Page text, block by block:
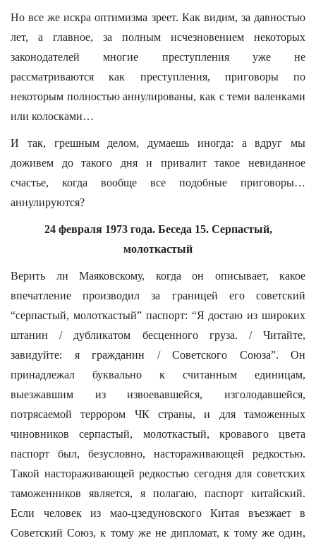
Но все же искра оптимизма зреет. Как видим, за давностью
лет, а главное, за полным исчезновением некоторых
законодателей многие преступления уже не
рассматриваются как преступления, приговоры по
некоторым полностью аннулированы, как с теми валенками
или колосками…
И так, грешным делом, думаешь иногда: а вдруг мы
доживем до такого дня и привалит такое невиданное
счастье, когда вообще все подобные приговоры…
аннулируются?
24 февраля 1973 года. Беседа 15. Серпастый,
молоткастый
Верить ли Маяковскому, когда он описывает, какое
впечатление производил за границей его советский
“серпастый, молоткастый” паспорт: “Я достаю из широких
штанин / дубликатом бесценного груза. / Читайте,
завидуйте: я гражданин / Советского Союза”. Он
принадлежал буквально к считанным единицам,
выезжавшим из извоевавшейся, изголодавшейся,
потрясаемой террором ЧК страны, и для таможенных
чиновников серпастый, молоткастый, кровавого цвета
паспорт был, безусловно, настораживающей редкостью.
Такой настораживающей редкостью сегодня для советских
таможенников является, я полагаю, паспорт китайский.
Если человек из мао-цзедуновского Китая въезжает в
Советский Союз, к тому же не дипломат, к тому же один,